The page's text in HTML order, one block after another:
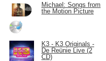
Michael: Songs from
the Motion Picture
K3 - K3 Originals -
De Reünie Live (2
CD)